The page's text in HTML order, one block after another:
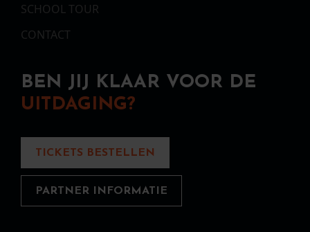
SCHOOL TOUR
CONTACT
BEN JIJ KLAAR VOOR DE
UITDAGING?
TICKETS BESTELLEN
PARTNER INFORMATIE